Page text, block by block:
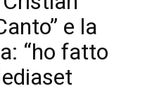
e la
“ho fatto